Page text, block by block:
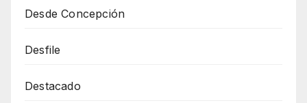
Desde Concepción
Desfile
Destacado